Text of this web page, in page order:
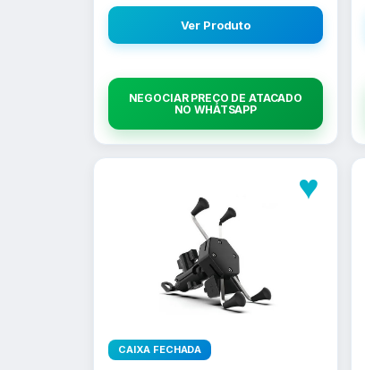
Ver Produto
NEGOCIAR PREÇO DE ATACADO
NO WHATSAPP
♥
CAIXA FECHADA